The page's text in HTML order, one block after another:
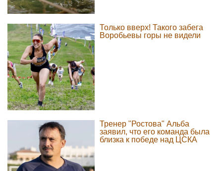
Только вверх! Такого забега
Воробьевы горы не видели
Тренер "Ростова" Альба
заявил, что его команда была
близка к победе над ЦСКА